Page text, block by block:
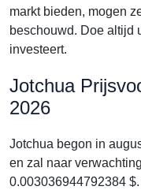
markt bieden, mogen
beschouwd. Doe altijd
investeert.
Jotchua
2026
Jotchua begon in
en zal naar
0.003036944792384